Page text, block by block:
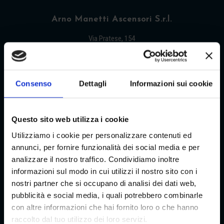
Consenso Dettagli Informazioni sui cookie
Questo sito web utilizza i cookie
Utilizziamo i cookie per personalizzare contenuti ed
annunci, per fornire funzionalità dei social media e per
analizzare il nostro traffico. Condividiamo inoltre
informazioni sul modo in cui utilizzi il nostro sito con i
nostri partner che si occupano di analisi dei dati web,
pubblicità e social media, i quali potrebbero combinarle
con altre informazioni che hai fornito loro o che hanno
raccolto dal tuo utilizzo dei loro servizi.
Arno Manetti Ascensori S.r.l.
Via Pratese, 154
E-mail: info@arnomanetti.it
Pistoia (PT) , Firenze (FI) , Arezzo (AR) , Siena
(SI) , Prato (PO) ,